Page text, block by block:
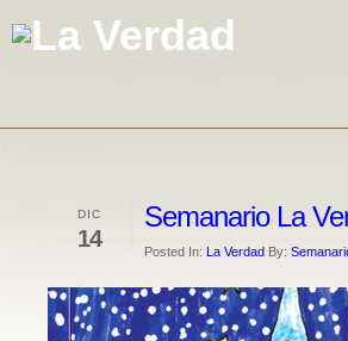
DIC
14
Semanario La
Posted In: La Verdad By: